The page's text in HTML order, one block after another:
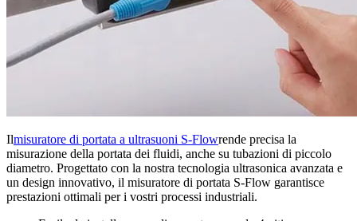
Ilmisuratore di portata a ultrasuoni S-Flowrende precisa la
misurazione della portata dei fluidi, anche su tubazioni di piccolo
diametro. Progettato con la nostra tecnologia ultrasonica avanzata e
un design innovativo, il misuratore di portata S-Flow garantisce
prestazioni ottimali per i vostri processi industriali.